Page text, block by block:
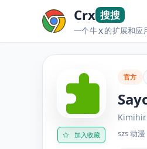
Crx 搜搜
一个牛X的扩展和应
加入收藏
官方
szs 动漫